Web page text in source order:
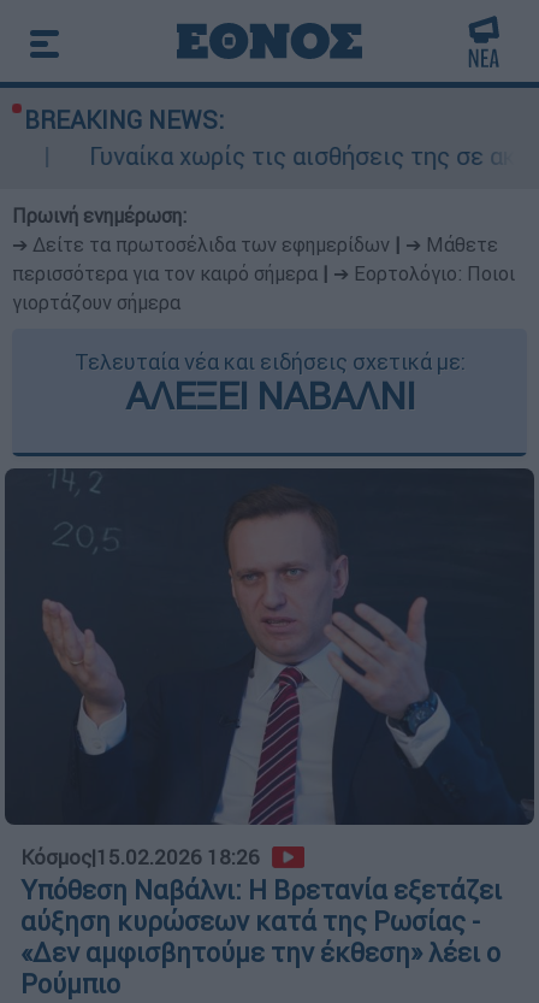
BREAKING NEWS:
χωρίς τις αισθήσεις της σε ακάλυπτο
Πρωινή ενημέρωση:
➔ Δείτε τα πρωτοσέλιδα των εφημερίδων
➔ Μάθετε
περισσότερα για τον καιρό σήμερα
➔ Εορτολόγιο: Ποιοι
γιορτάζουν σήμερα
Τελευταία νέα και ειδήσεις σχετικά με:
ΑΛΕΞΕΙ ΝΑΒΑΛΝΙ
Κόσμος|15.02.2026 18:26
Υπόθεση Ναβάλνι: Η Βρετανία εξετάζει
αύξηση κυρώσεων κατά της Ρωσίας -
«Δεν αμφισβητούμε την έκθεση» λέει ο
Ρούμπιο